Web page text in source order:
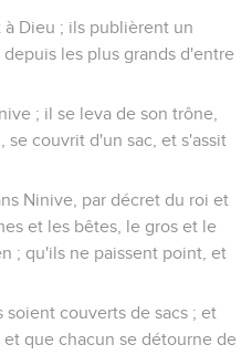
Dieu ; ils publièrent un
les plus grands d'entre
; il se leva de son trône,
se couvrit d'un sac, et s'assit
Ninive, par décret du roi et
et les bêtes, le gros et le
; qu'ils ne paissent point, et
soient couverts de sacs ; et
que chacun se détourne de